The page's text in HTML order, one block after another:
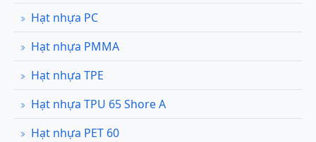
Hạt nhựa PC
Hạt nhựa PMMA
Hạt nhựa TPE
Hạt nhựa TPU 65 Shore A
Hạt nhựa PET 60